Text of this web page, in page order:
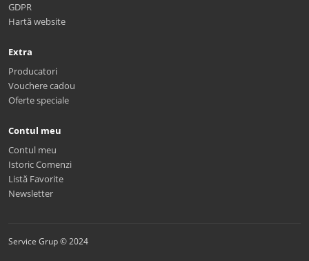
GDPR
Hartă website
Extra
Producatori
Vouchere cadou
Oferte speciale
Contul meu
Contul meu
Istoric Comenzi
Listă Favorite
Newsletter
Service Grup © 2024